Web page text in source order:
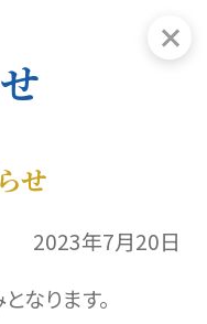
せ
2023年7月20日
なります。